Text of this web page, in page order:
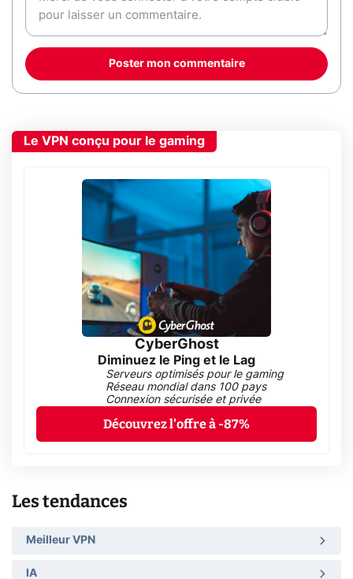
Poster mon commentaire
Le VPN conçu pour le gaming
CyberGhost
Diminuez le Ping et le Lag
Serveurs optimisés pour le gaming
Réseau mondial dans 100 pays
Connexion sécurisée et privée
Découvrez l'offre à -87%
Les tendances
Meilleur VPN
IA